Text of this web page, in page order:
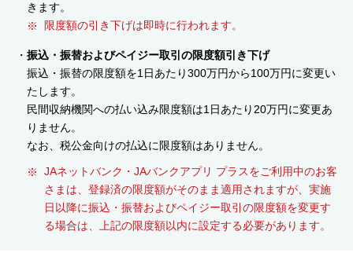
きます。
限度額の引き下げは即時に行われます。
振込・振替およびペイジー取引の限度額引き下げ
振込・振替の限度額を1日あたり300万円から100万円に変更い
たします。
民間収納機関への払い込み限度額は1日あたり20万円に変更あ
りません。
なお、税公金向けの払込に限度額はありません。
JAネットバンク・JAバンクアプリ プラスをご利用中のお客
さまは、登録済の限度額がそのまま適用されますが、実施
日以降に振込・振替およびペイジー取引の限度額を変更す
る場合は、上記の限度額以内に設定する必要があります。